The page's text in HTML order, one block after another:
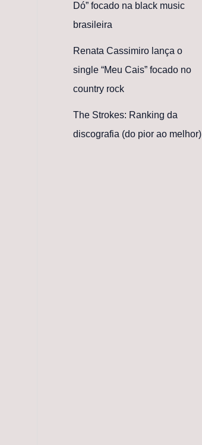
Dó” focado na black music
brasileira
Renata Cassimiro lança o
single “Meu Cais” focado no
country rock
The Strokes: Ranking da
discografia (do pior ao melhor)